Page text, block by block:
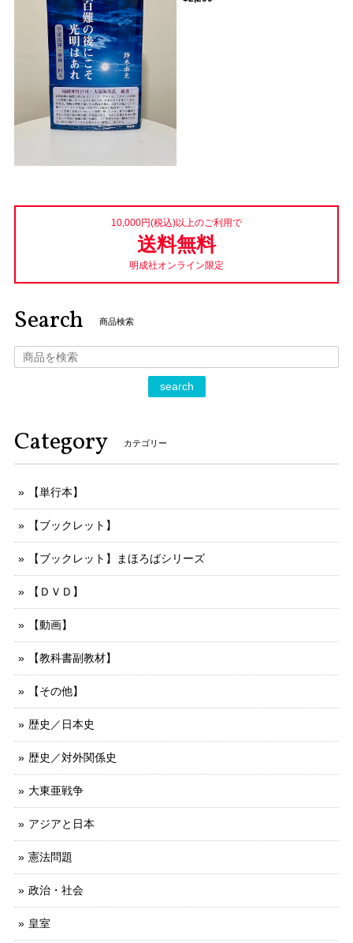
10,000円(税込)以上のご利用で
送料無料
明成社オンライン限定
Search 商品検索
search
Category カテゴリー
【単行本】
【ブックレット】
【ブックレット】まほろばシリーズ
【ＤＶＤ】
【動画】
【教科書副教材】
【その他】
歴史／日本史
歴史／対外関係史
大東亜戦争
アジアと日本
憲法問題
政治・社会
皇室